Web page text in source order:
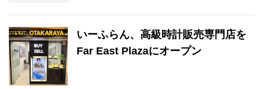
いーふらん、高級時計販売専門店を
Far East Plazaにオープン